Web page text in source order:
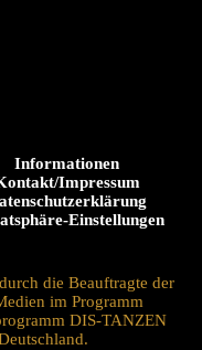
Informationen
Impressum
Einstellungen
die Beauftragte der
im Programm
DIS-TANZEN